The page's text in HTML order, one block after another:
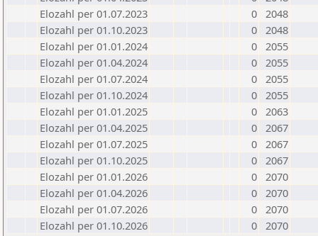
Elozahl per 01.07.2023
0 2048
Elozahl per 01.10.2023
0 2048
Elozahl per 01.01.2024
0 2055
Elozahl per 01.04.2024
0 2055
Elozahl per 01.07.2024
0 2055
Elozahl per 01.10.2024
0 2055
Elozahl per 01.01.2025
0 2063
Elozahl per 01.04.2025
0 2067
Elozahl per 01.07.2025
0 2067
Elozahl per 01.10.2025
0 2067
Elozahl per 01.01.2026
0 2070
Elozahl per 01.04.2026
0 2070
Elozahl per 01.07.2026
0 2070
Elozahl per 01.10.2026
0 2070